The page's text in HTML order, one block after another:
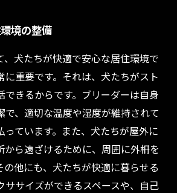
境の整備
、犬たちが快適で安心な居住環境で
に重要です。それは、犬たちがスト
できるからです。ブリーダーは自身
で、適切な温度や湿度が維持されて
っています。また、犬たちが屋外に
から遠ざけるために、周囲に外柵を
の他にも、犬たちが快適に暮らせる
ササイズができるスペースや、自己